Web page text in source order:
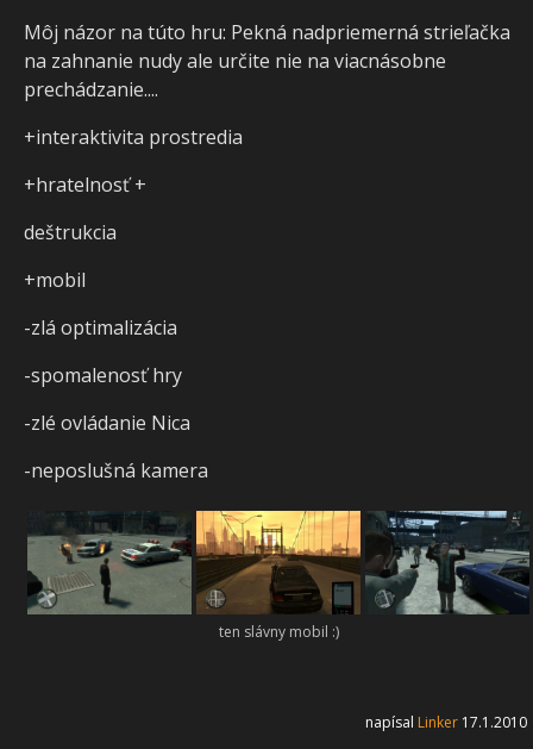
Môj názor na túto hru: Pekná nadpriemerná strieľačka
na zahnanie nudy ale určite nie na viacnásobne
prechádzanie....
+interaktivita prostredia
+hratelnosť +
deštrukcia
+mobil
-zlá optimalizácia
-spomalenosť hry
-zlé ovládanie Nica
-neposlušná kamera
ten slávny mobil :)
napísal Linker 17.1.2010